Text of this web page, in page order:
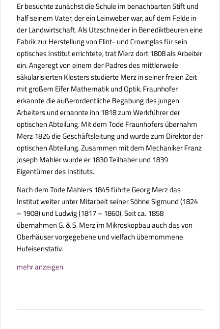
Er besuchte zunächst die Schule im benachbarten Stift und
half seinem Vater, der ein Leinweber war, auf dem Felde in
der Landwirtschaft. Als Utzschneider in Benediktbeuren eine
Fabrik zur Herstellung von Flint- und Crownglas für sein
optisches Institut errichtete, trat Merz dort 1808 als Arbeiter
ein. Angeregt von einem der Padres des mittlerweile
säkularisierten Klosters studierte Merz in seiner freien Zeit
mit großem Eifer Mathematik und Optik. Fraunhofer
erkannte die außerordentliche Begabung des jungen
Arbeiters und ernannte ihn 1818 zum Werkführer der
optischen Abteilung. Mit dem Tode Fraunhofers übernahm
Merz 1826 die Geschäftsleitung und wurde zum Direktor der
optischen Abteilung. Zusammen mit dem Mechaniker Franz
Joseph Mahler wurde er 1830 Teilhaber und 1839
Eigentümer des Instituts.
Nach dem Tode Mahlers 1845 führte Georg Merz das
Institut weiter unter Mitarbeit seiner Söhne Sigmund (1824
– 1908) und Ludwig (1817 – 1860). Seit ca. 1858
übernahmen G. & S. Merz im Mikroskopbau auch das von
Oberhäuser vorgegebene und vielfach übernommene
Hufeisenstativ.
mehr anzeigen